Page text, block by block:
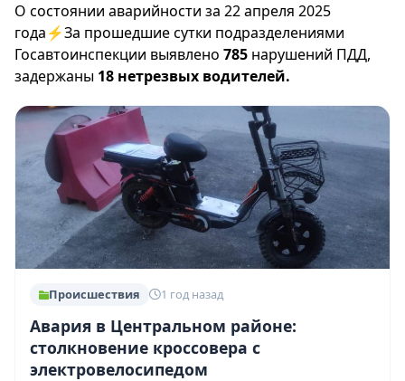
О состоянии аварийности за 22 апреля 2025
года⚡️За прошедшие сутки подразделениями
Госавтоинспекции выявлено 785 нарушений ПДД,
задержаны 18 нетрезвых водителей.
Происшествия 1 год назад
Авария в Центральном районе:
столкновение кроссовера с
электровелосипедом